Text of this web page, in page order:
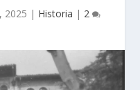
2025 | Historia | 2